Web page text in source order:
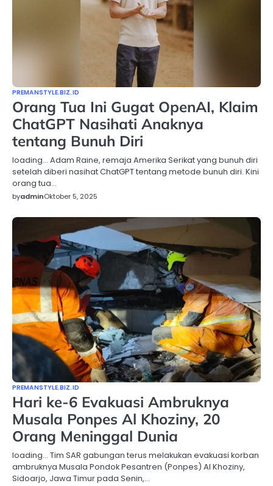
PREMANSTYLE.BIZ.ID
Orang Tua Ini Gugat OpenAI, Klaim
ChatGPT Nasihati Anaknya
tentang Bunuh Diri
loading… Adam Raine, remaja Amerika Serikat yang bunuh diri
setelah diberi nasihat ChatGPT tentang metode bunuh diri. Kini
orang tua…
byadminOktober 5, 2025
PREMANSTYLE.BIZ.ID
Hari ke-6 Evakuasi Ambruknya
Musala Ponpes Al Khoziny, 20
Orang Meninggal Dunia
loading… Tim SAR gabungan terus melakukan evakuasi korban
ambruknya Musala Pondok Pesantren (Ponpes) Al Khoziny,
Sidoarjo, Jawa Timur pada Senin,…